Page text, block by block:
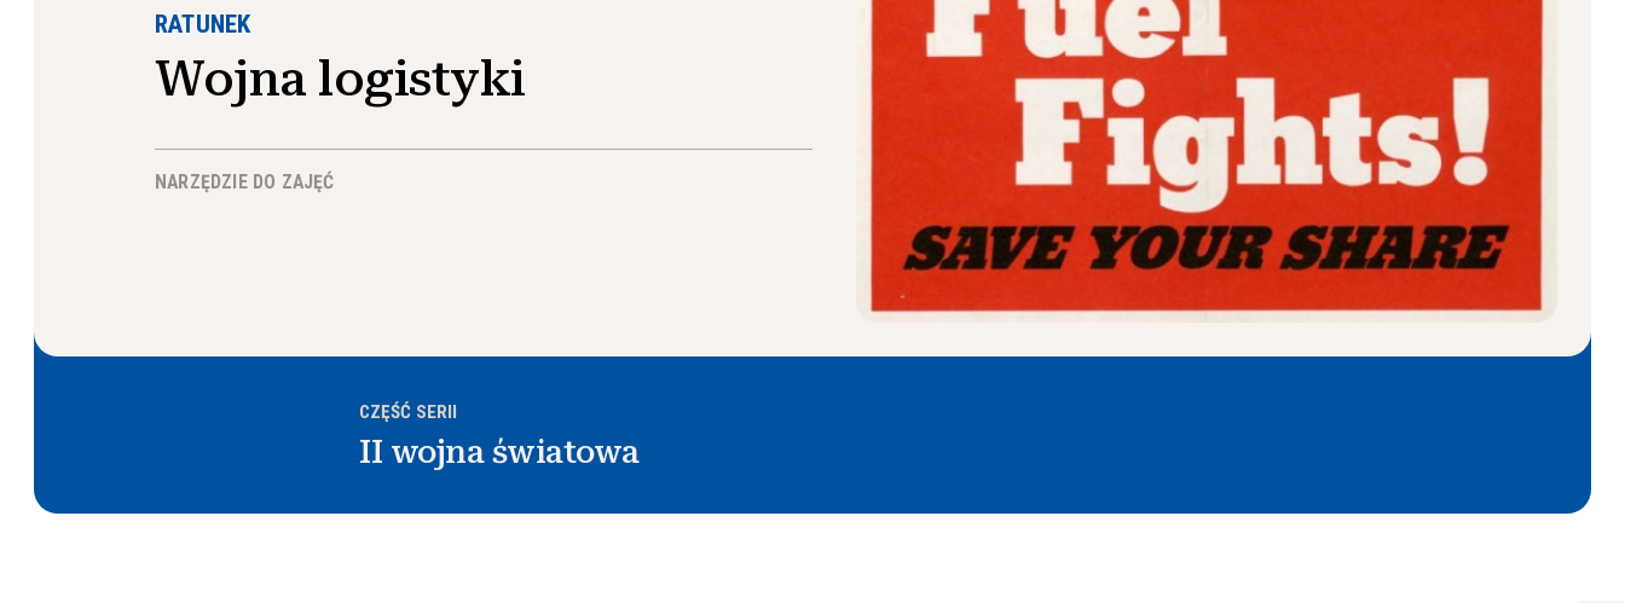
RATUNEK
Wojna logistyki
NARZĘDZIE DO ZAJĘĆ
CZĘŚĆ SERII
II wojna światowa